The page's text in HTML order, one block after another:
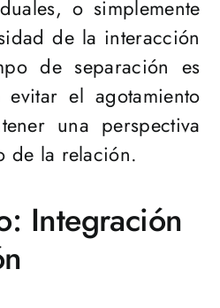
o simplemente
de la interacción
de separación es
evitar el agotamiento
una perspectiva
de la relación.
Integración